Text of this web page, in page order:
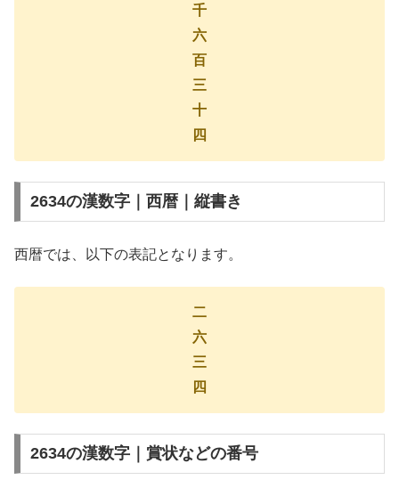
千
六
百
三
十
四
2634の漢数字｜西暦｜縦書き
西暦では、以下の表記となります。
二
六
三
四
2634の漢数字｜賞状などの番号